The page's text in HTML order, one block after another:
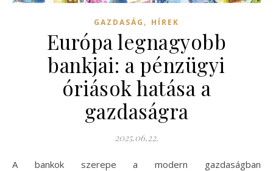
GAZDASÁG , HÍREK
Európa legnagyobb
bankjai: a pénzügyi
óriások hatása a
gazdaságra
2025.06.22.
A bankok szerepe a modern gazdaságban